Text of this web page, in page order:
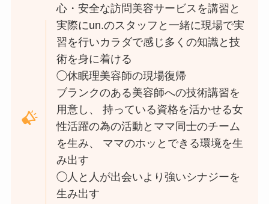
心・安全な訪問美容サービスを講習と
実際にun.のスタッフと一緒に現場で実
習を行いカラダで感じ多くの知識と技
術を身に着ける
◯休眠理美容師の現場復帰
ブランクのある美容師への技術講習を
用意し、 持っている資格を活かせる女
性活躍の為の活動とママ同士のチーム
を生み、 ママのホッとできる環境を生
み出す
◯人と人が出会いより強いシナジーを
生み出す